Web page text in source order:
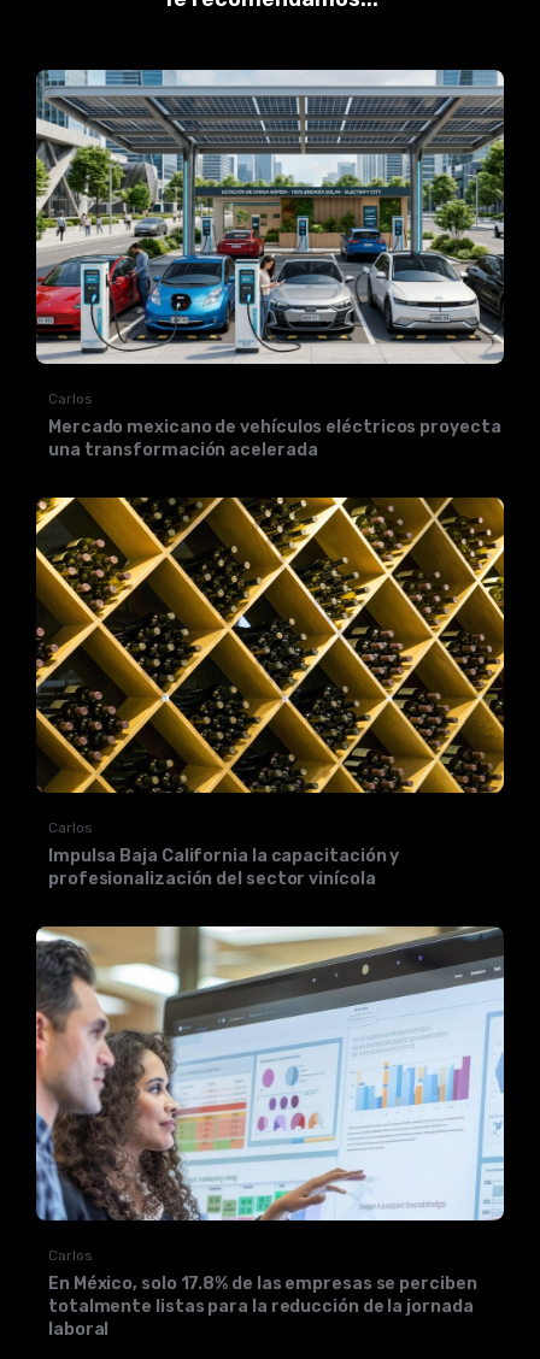
Carlos
Mercado mexicano de vehículos eléctricos proyecta
una transformación acelerada
Carlos
Impulsa Baja California la capacitación y
profesionalización del sector vinícola
Carlos
En México, solo 17.8% de las empresas se perciben
totalmente listas para la reducción de la jornada
laboral